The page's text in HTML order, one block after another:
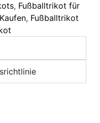
, Fußballtrikot für
, Fußballtrikot